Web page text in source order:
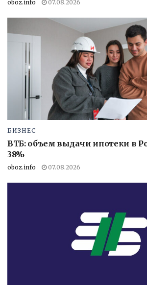
oboz.info 07.08.2026
БИЗНЕС
ВТБ: объем выдачи ипотеки в
38%
oboz.info 07.08.2026